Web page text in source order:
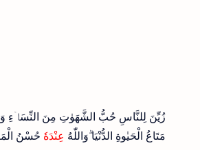
زُيِّنَ لِلنَّاسِ حُبُّ الشَّهَوٰتِ مِنَ النِّسَاۤءِ
مَتَاعُ الْحَيٰوةِ الدُّنْيَا ۗوَاللّٰهُ عِنْدَهٗ حُسْنُ